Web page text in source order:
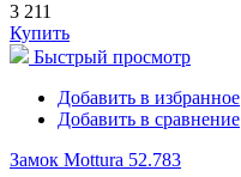
3 211
Купить
Быстрый просмотр
Добавить в избранное
Добавить в сравнение
Замок Mottura 52.783